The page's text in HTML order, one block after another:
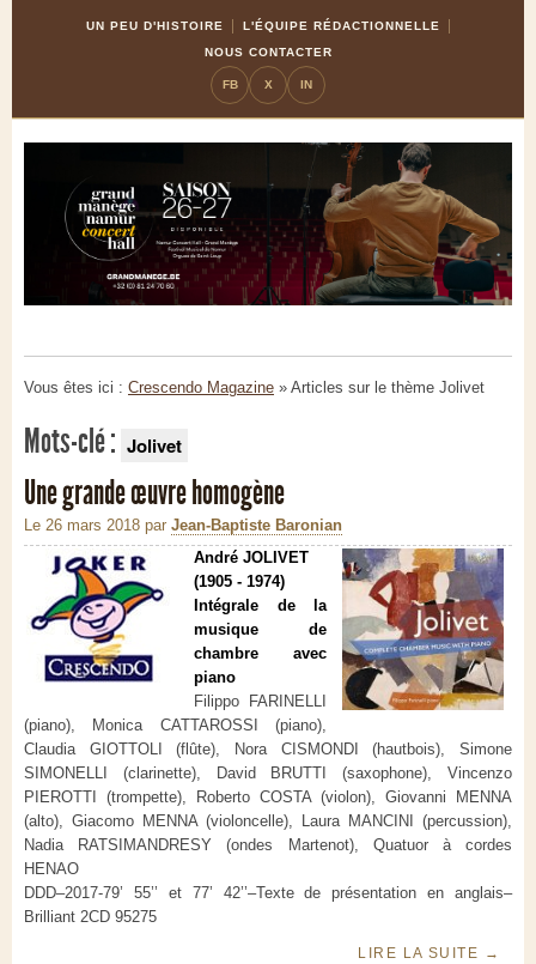
UN PEU D'HISTOIRE
L'ÉQUIPE RÉDACTIONNELLE
NOUS CONTACTER
FB X IN
Vous êtes ici : Crescendo Magazine » Articles sur le thème Jolivet
Mots-clé : Jolivet
Une grande œuvre homogène
Le 26 mars 2018 par Jean-Baptiste Baronian
André JOLIVET
(1905 - 1974)
Intégrale de la
musique de
chambre avec
piano
Filippo FARINELLI
(piano), Monica CATTAROSSI (piano),
Claudia GIOTTOLI (flûte), Nora CISMONDI (hautbois), Simone
SIMONELLI (clarinette), David BRUTTI (saxophone), Vincenzo
PIEROTTI (trompette), Roberto COSTA (violon), Giovanni MENNA
(alto), Giacomo MENNA (violoncelle), Laura MANCINI (percussion),
Nadia RATSIMANDRESY (ondes Martenot), Quatuor à cordes
HENAO
DDD–2017-79’ 55’’ et 77’ 42’’–Texte de présentation en anglais–
Brilliant 2CD 95275
LIRE LA SUITE →